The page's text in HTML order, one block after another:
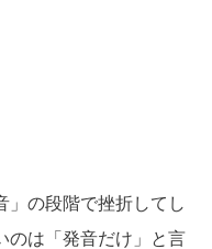
」の段階で挫折してし
のは「発音だけ」と言